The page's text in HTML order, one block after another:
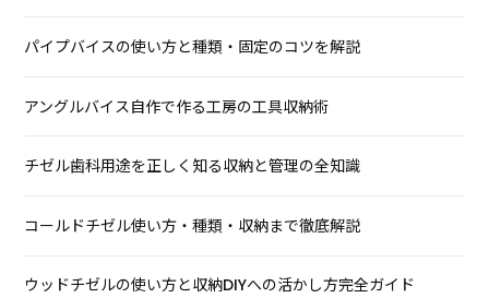
パイプバイスの使い方と種類・固定のコツを解説
アングルバイス自作で作る工房の工具収納術
チゼル歯科用途を正しく知る収納と管理の全知識
コールドチゼル使い方・種類・収納まで徹底解説
ウッドチゼルの使い方と収納DIYへの活かし方完全ガイド